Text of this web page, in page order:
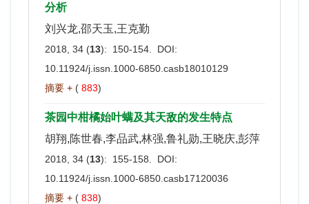
分析
刘兴龙,邵天玉,王克勤
2018, 34 (13): 150-154. DOI:
10.11924/j.issn.1000-6850.casb18010129
摘要 + ( 883)
茶园中柑橘始叶螨及其天敌的发生特点
胡翔,陈世春,李品武,林强,鲁礼勋,王晓庆,彭萍
2018, 34 (13): 155-158. DOI:
10.11924/j.issn.1000-6850.casb17120036
摘要 + ( 838)